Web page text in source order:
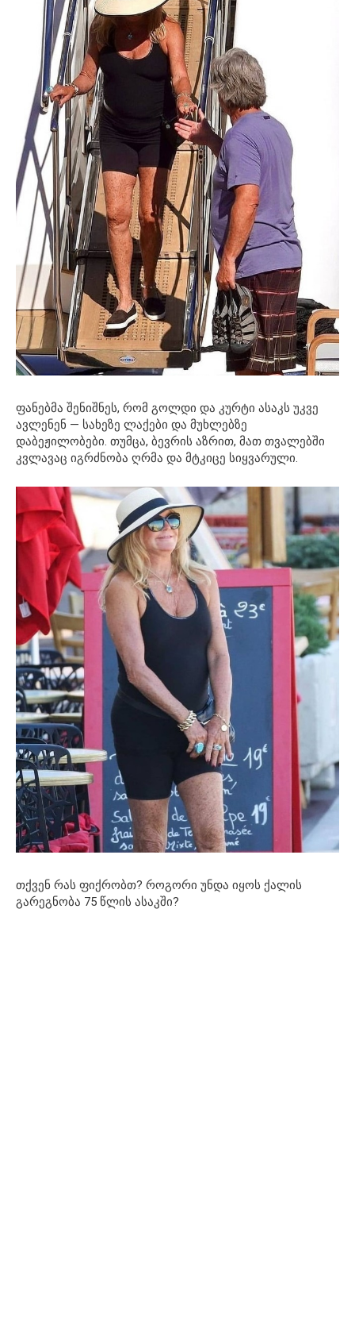
ფანებმა შენიშნეს, რომ გოლდი და კურტი ასაკს უკვე
ავლენენ — სახეზე ლაქები და მუხლებზე
დაბეჟილობები. თუმცა, ბევრის აზრით, მათ თვალებში
კვლავაც იგრძნობა ღრმა და მტკიცე სიყვარული.
თქვენ რას ფიქრობთ? როგორი უნდა იყოს ქალის
გარეგნობა 75 წლის ასაკში?